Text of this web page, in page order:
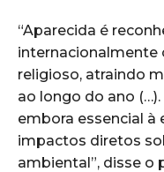
“Aparecida é
religioso, atraindo
ao longo do ano
embora essencial à
impactos diretos
ambiental”, disse o